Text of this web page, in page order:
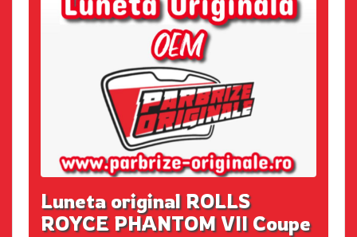
Luneta original ROLLS
ROYCE PHANTOM VII Coupe